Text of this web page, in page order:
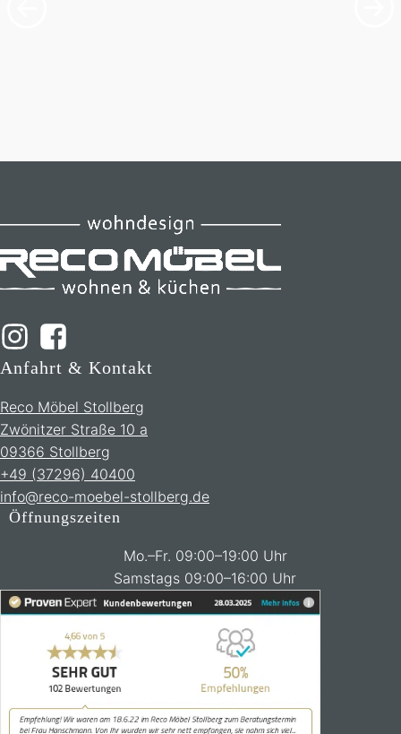
Anfahrt & Kontakt
Reco Möbel Stollberg
Zwönitzer Straße 10 a
09366 Stollberg
+49 (37296) 40400
info@reco-moebel-stollberg.de
Öffnungszeiten
Mo.–Fr. 09:00–19:00 Uhr
Samstags 09:00–16:00 Uhr